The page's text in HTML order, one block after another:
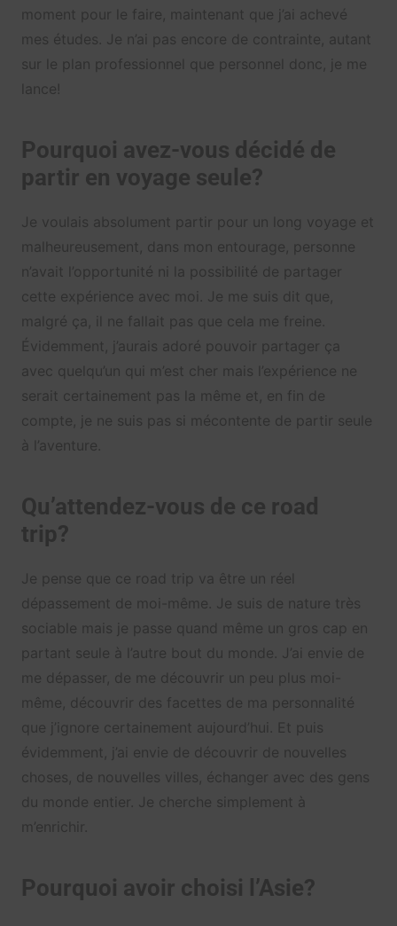
moment pour le faire, maintenant que j’ai achevé
mes études. Je n’ai pas encore de contrainte, autant
sur le plan professionnel que personnel donc, je me
lance!
Pourquoi avez-vous décidé de
partir en voyage seule?
Je voulais absolument partir pour un long voyage et
malheureusement, dans mon entourage, personne
n’avait l’opportunité ni la possibilité de partager
cette expérience avec moi. Je me suis dit que,
malgré ça, il ne fallait pas que cela me freine.
Évidemment, j’aurais adoré pouvoir partager ça
avec quelqu’un qui m’est cher mais l’expérience ne
serait certainement pas la même et, en fin de
compte, je ne suis pas si mécontente de partir seule
à l’aventure.
Qu’attendez-vous de ce road
trip?
Je pense que ce road trip va être un réel
dépassement de moi-même. Je suis de nature très
sociable mais je passe quand même un gros cap en
partant seule à l’autre bout du monde. J’ai envie de
me dépasser, de me découvrir un peu plus moi-
même, découvrir des facettes de ma personnalité
que j’ignore certainement aujourd’hui. Et puis
évidemment, j’ai envie de découvrir de nouvelles
choses, de nouvelles villes, échanger avec des gens
du monde entier. Je cherche simplement à
m’enrichir.
Pourquoi avoir choisi l’Asie?